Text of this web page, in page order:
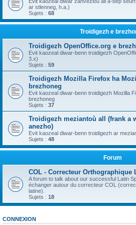
ar stlenneg, h.a.)
Sujets : 68
Troidigezh e
Troidigezh OpenOffice.org e
Evit kaozeal diwar-benn troidigezh
3.x)
Sujets : 59
Troidigezh Mozilla Firefox ha
brezhoneg
Evit kaozeal diwar-benn troidigezh Mozilla
brezhoneg
Sujets : 37
Troidigezh meziantoù all (frank a
anezho)
Evit kaozeal diwar-benn troidigezh ar
Sujets : 48
Forum
COL - Correcteur Orthographique
A forum to talk about our successful Latin
échanger autour du correcteur COL
latine).
Sujets : 18
CONNEXION